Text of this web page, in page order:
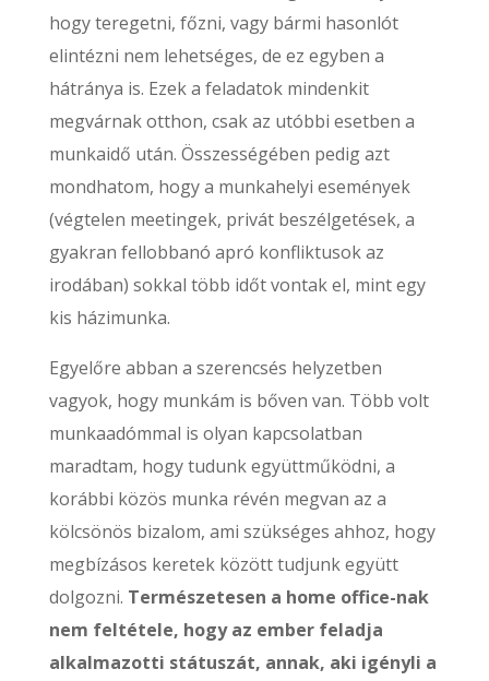
hogy teregetni, főzni, vagy bármi hasonlót
elintézni nem lehetséges, de ez egyben a
hátránya is. Ezek a feladatok mindenkit
megvárnak otthon, csak az utóbbi esetben a
munkaidő után. Összességében pedig azt
mondhatom, hogy a munkahelyi események
(végtelen meetingek, privát beszélgetések, a
gyakran fellobbanó apró konfliktusok az
irodában) sokkal több időt vontak el, mint egy
kis házimunka.
Egyelőre abban a szerencsés helyzetben
vagyok, hogy munkám is bőven van. Több volt
munkaadómmal is olyan kapcsolatban
maradtam, hogy tudunk együttműködni, a
korábbi közös munka révén megvan az a
kölcsönös bizalom, ami szükséges ahhoz, hogy
megbízásos keretek között tudjunk együtt
dolgozni. Természetesen a home office-nak
nem feltétele, hogy az ember feladja
alkalmazotti státuszát, annak, aki igényli a